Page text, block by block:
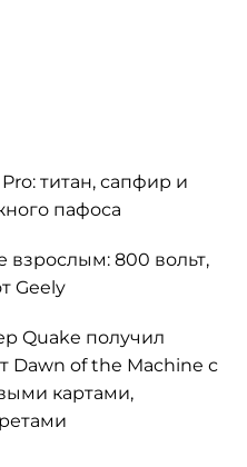
титан, сапфир и
пафоса
взрослым: 800 вольт,
Geely
Quake получил
Dawn of the Machine с
картами,